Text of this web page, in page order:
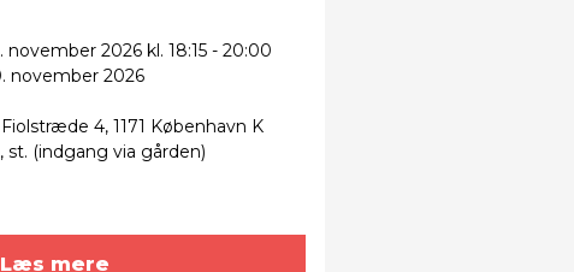
november 2026 kl. 18:15 - 20:00
november 2026
4, 1171 København K
st. (indgang via gården)
Læs mere